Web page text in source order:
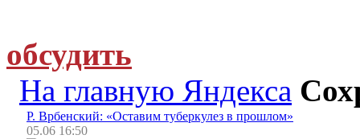
обсудить
На главную Яндекса
Р. Врбенский: «Оставим туберкулез в прошлом»
05.06 16:50